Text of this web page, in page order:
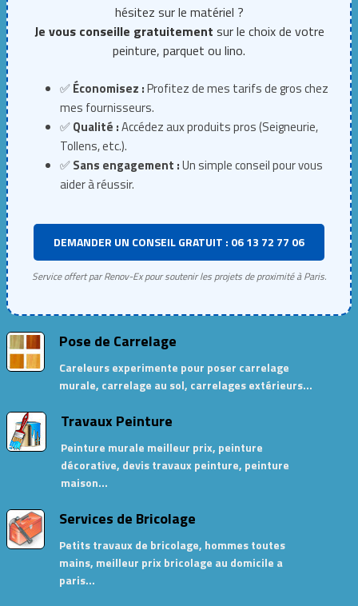
hésitez sur le matériel ?
Je vous conseille gratuitement sur le choix de votre
peinture, parquet ou lino.
✅Économisez :Profitez de mes tarifs de gros chez
mes fournisseurs.
✅Qualité :Accédez aux produits pros (Seigneurie,
Tollens, etc.).
✅Sans engagement :Un simple conseil pour vous
aider à réussir.
DEMANDER UN CONSEIL GRATUIT : 06 13 72 77 06
Service offert par Renov-Ex pour soutenir les projets de proximité à Paris.
Pose de Carrelage
Careleurs experimente pour poser carrelage
murale, carrelage au sol, carrelages extérieurs…
Travaux Peinture
Peinture murale meilleur prix, peinture
décorative, devis travaux peinture, peinture
maison…
Services de Bricolage
Petits travaux de bricolage, hommes toutes
mains, meilleur prix bricolage au domicile a
paris…